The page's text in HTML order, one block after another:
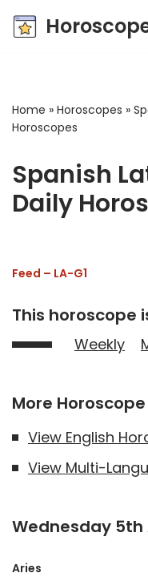
Skip
Home » Horoscopes »
Horoscopes
Spanish
Daily
Feed – LA-G1
This horoscope
Weekly
More
View English
View Multi-
Wednesday 5th
Aries